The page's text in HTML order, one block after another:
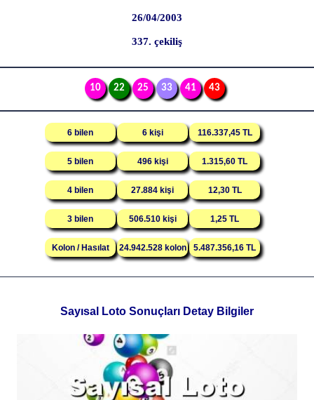
26/04/2003
337. çekiliş
10 22 25 33 41 43
6 bilen 6 kişi 116.337,45 TL
5 bilen 496 kişi 1.315,60 TL
4 bilen 27.884 kişi 12,30 TL
3 bilen 506.510 kişi 1,25 TL
Kolon / Hasılat 24.942.528 kolon 5.487.356,16 TL
Sayısal Loto Sonuçları Detay Bilgiler